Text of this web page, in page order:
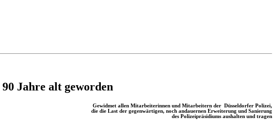
Jahre alt geworden
Gewidmet allen Mitarbeiterinnen und Mitarbeitern der Düsseldorfer Polizei,
die die Last der gegenwärtigen, noch andauernen Erweiterung und Sanierung
des Polizeipräsidiums aushalten und tragen